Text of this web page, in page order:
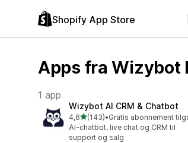
Shopify App Store
Apps fra Wizybot
1 app
Wizybot AI CRM & Chatbot
4,6ud af 5 stjerner
(143)
143 anmeldelser i alt
•
AI-chatbot, live chat og CRM til
support og salg